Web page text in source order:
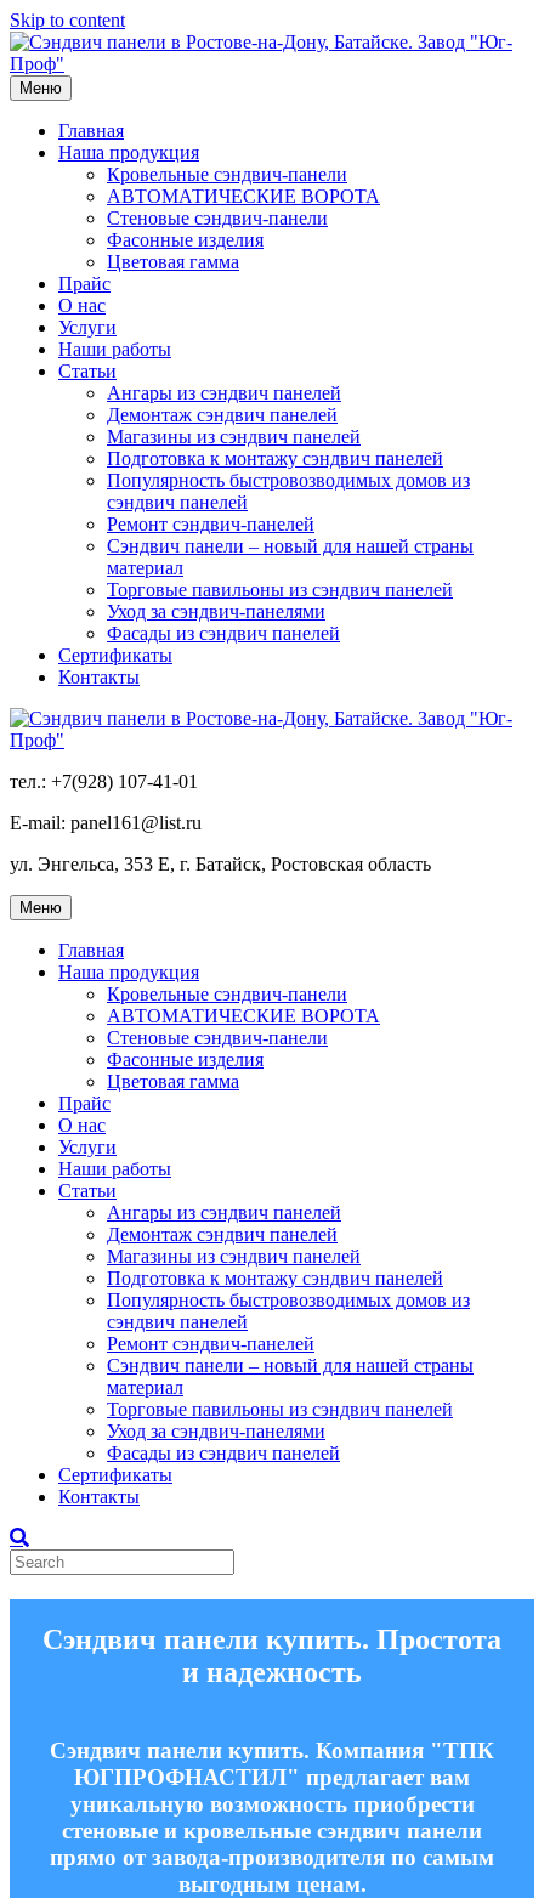
Skip to content
Меню
Главная
Наша продукция
Кровельные сэндвич-панели
АВТОМАТИЧЕСКИЕ ВОРОТА
Стеновые сэндвич-панели
Фасонные изделия
Цветовая гамма
Прайс
О нас
Услуги
Наши работы
Статьи
Ангары из сэндвич панелей
Демонтаж сэндвич панелей
Магазины из сэндвич панелей
Подготовка к монтажу сэндвич панелей
Популярность быстровозводимых домов из
сэндвич панелей
Ремонт сэндвич-панелей
Сэндвич панели – новый для нашей страны
материал
Торговые павильоны из сэндвич панелей
Уход за сэндвич-панелями
Фасады из сэндвич панелей
Сертификаты
Контакты
тел.: +7(928) 107-41-01
E-mail: panel161@list.ru
ул. Энгельса, 353 Е, г. Батайск, Ростовская область
Меню
Главная
Наша продукция
Кровельные сэндвич-панели
АВТОМАТИЧЕСКИЕ ВОРОТА
Стеновые сэндвич-панели
Фасонные изделия
Цветовая гамма
Прайс
О нас
Услуги
Наши работы
Статьи
Ангары из сэндвич панелей
Демонтаж сэндвич панелей
Магазины из сэндвич панелей
Подготовка к монтажу сэндвич панелей
Популярность быстровозводимых домов из
сэндвич панелей
Ремонт сэндвич-панелей
Сэндвич панели – новый для нашей страны
материал
Торговые павильоны из сэндвич панелей
Уход за сэндвич-панелями
Фасады из сэндвич панелей
Сертификаты
Контакты
Сэндвич панели купить. Простота
и надежность
Сэндвич панели купить. Компания "ТПК
ЮГПРОФНАСТИЛ" предлагает вам
уникальную возможность приобрести
стеновые и кровельные сэндвич панели
прямо от завода-производителя по самым
выгодным ценам.